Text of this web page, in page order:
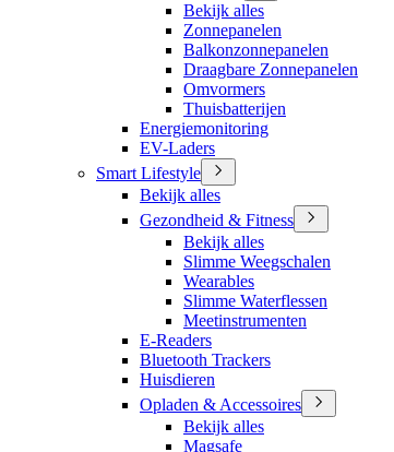
Bekijk alles
Zonnepanelen
Balkonzonnepanelen
Draagbare Zonnepanelen
Omvormers
Thuisbatterijen
Energiemonitoring
EV-Laders
Smart Lifestyle
Bekijk alles
Gezondheid & Fitness
Bekijk alles
Slimme Weegschalen
Wearables
Slimme Waterflessen
Meetinstrumenten
E-Readers
Bluetooth Trackers
Huisdieren
Opladen & Accessoires
Bekijk alles
Magsafe